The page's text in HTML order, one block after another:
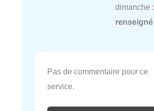
dimanche :
renseigné
Pas de commentaire pour ce
service.